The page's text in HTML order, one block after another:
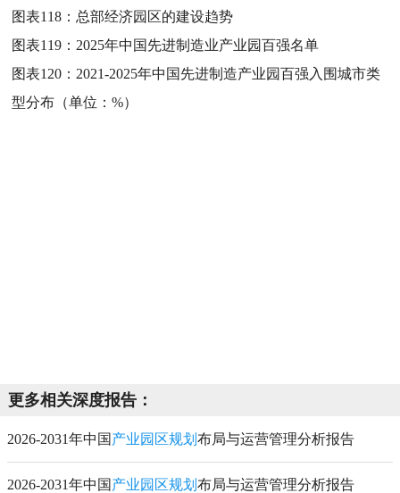
图表118： 总部经济园区的建设趋势
图表119： 2025年中国先进制造业产业园百强名单
图表120： 2021-2025年中国先进制造产业园百强入围城市类
型分布（单位：%）
更多相关深度报告：
2026-2031年中国 产业园区规划 布局与运营管理分析报告
2026-2031年中国 产业园区规划 布局与运营管理分析报告